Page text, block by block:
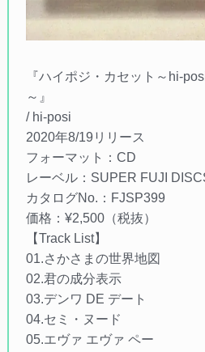
『ハイポジ・カセット～hi-
～』
/ hi-posi
2020年8/19リリース
フォーマット：CD
レーベル：SUPER FUJI
カタログNo.：FJSP399
価格：¥2,500（税抜）
【Track List】
01.さかさまの世界地図
02.君の成分表示
03.デンワ DE デート
04.セミ・ヌード
05.エヴァ エヴァ ペー